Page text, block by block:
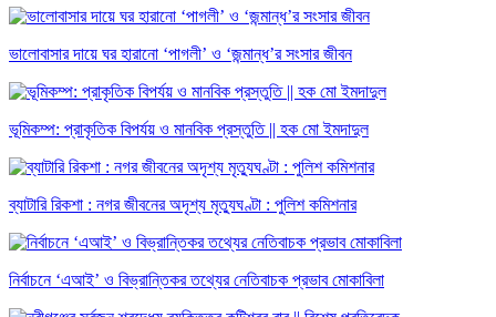
ভালোবাসার দায়ে ঘর হারানো ‘পাগলী’ ও ‘জন্মান্ধ’র সংসার জীবন
ভূমিকম্প: প্রাকৃতিক বিপর্যয় ও মানবিক প্রস্তুতি || হক মো ইমদাদুল
ব্যাটারি রিকশা : নগর জীবনের অদৃশ্য মৃত্যুঘণ্টা : পুলিশ কমিশনার
নির্বাচনে ‘এআই’ ও বিভ্রান্তিকর তথ্যের নেতিবাচক প্রভাব মোকাবিলা